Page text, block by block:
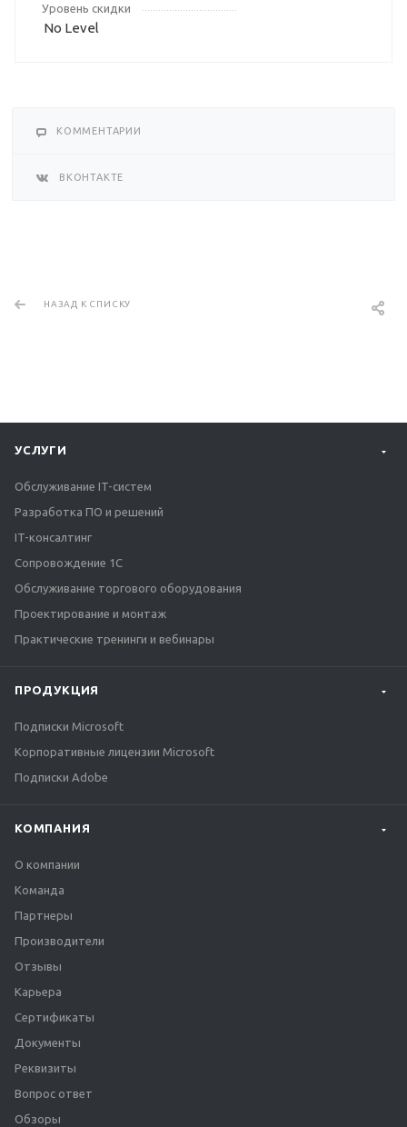
Уровень скидки
No Level
КОММЕНТАРИИ
ВКОНТАКТЕ
НАЗАД К СПИСКУ
УСЛУГИ
Обслуживание IT-систем
Разработка ПО и решений
IT-консалтинг
Сопровождение 1С
Обслуживание торгового оборудования
Проектирование и монтаж
Практические тренинги и вебинары
ПРОДУКЦИЯ
Подписки Microsoft
Корпоративные лицензии Microsoft
Подписки Adobe
КОМПАНИЯ
О компании
Команда
Партнеры
Производители
Отзывы
Карьера
Сертификаты
Документы
Реквизиты
Вопрос ответ
Обзоры